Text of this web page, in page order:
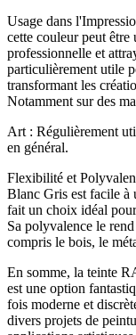
Usage dans
cette couleur peut
professionnelle et
particulièrement utile
transformant les
Notamment sur des
Art : Régulièrement
en général.
Flexibilité et
Blanc Gris est facile à
fait un choix idéal
Sa polyvalence le
compris le bois, le
En somme, la teinte
est une option
fois moderne et
divers projets de